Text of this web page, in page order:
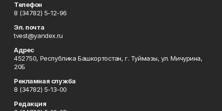
Телефон
8 (34782) 5-12-96
Эл. почта
tvest@yandex.ru
Адрес
452750, Республика Башкортостан, г. Туймазы, ул. Мичурина,
20Б
Рекламная служба
8 (34782) 5-13-00
Редакция